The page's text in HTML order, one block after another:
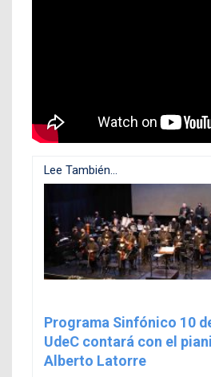
Lee También...
Programa Sinfónico 10
UdeC contará con el
Alberto Latorre